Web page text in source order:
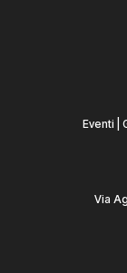
Eventi
Via